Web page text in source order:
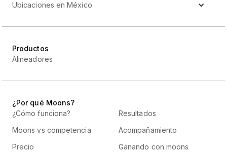
Ubicaciones en México
Productos
Alineadores
¿Por qué Moons?
¿Cómo funciona?
Moons vs competencia
Precio
Resultados
Acompañamiento
Ganando con moons